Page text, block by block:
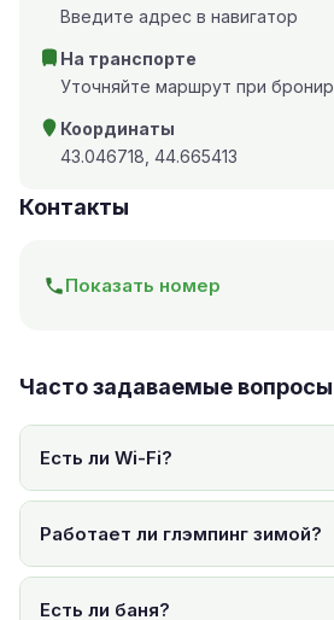
Введите адрес в навигатор
На транспорте
Уточняйте маршрут при
Координаты
43.046718, 44.665413
Контакты
Показать номер
Часто задаваемые вопросы
Есть ли Wi-Fi?
Работает ли глэмпинг зимой?
Есть ли баня?